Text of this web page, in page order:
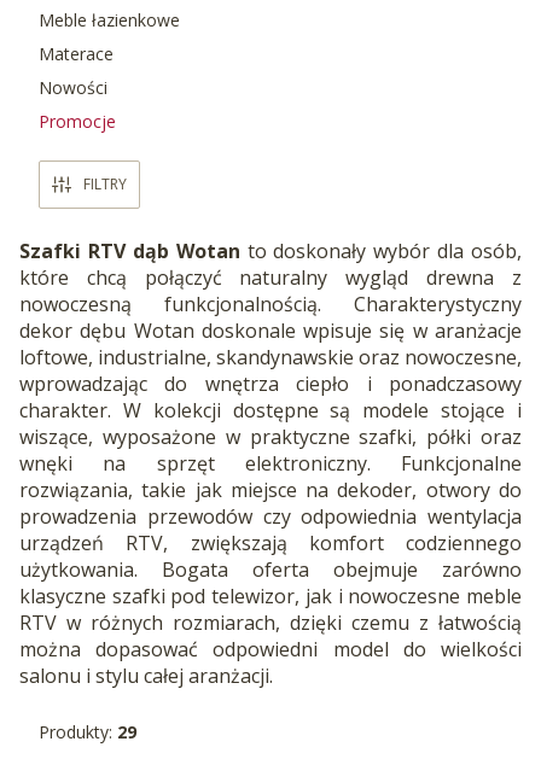
Meble łazienkowe
Materace
Nowości
Promocje
FILTRY
Szafki RTV dąb Wotan to doskonały wybór dla osób,
które chcą połączyć naturalny wygląd drewna z
nowoczesną funkcjonalnością. Charakterystyczny
dekor dębu Wotan doskonale wpisuje się w aranżacje
loftowe, industrialne, skandynawskie oraz nowoczesne,
wprowadzając do wnętrza ciepło i ponadczasowy
charakter. W kolekcji dostępne są modele stojące i
wiszące, wyposażone w praktyczne szafki, półki oraz
wnęki na sprzęt elektroniczny. Funkcjonalne
rozwiązania, takie jak miejsce na dekoder, otwory do
prowadzenia przewodów czy odpowiednia wentylacja
urządzeń RTV, zwiększają komfort codziennego
użytkowania. Bogata oferta obejmuje zarówno
klasyczne szafki pod telewizor, jak i nowoczesne meble
RTV w różnych rozmiarach, dzięki czemu z łatwością
można dopasować odpowiedni model do wielkości
salonu i stylu całej aranżacji.
Produkty: 29